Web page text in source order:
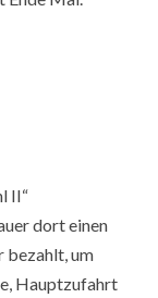
II“
dort einen
bezahlt, um
Hauptzufahrt